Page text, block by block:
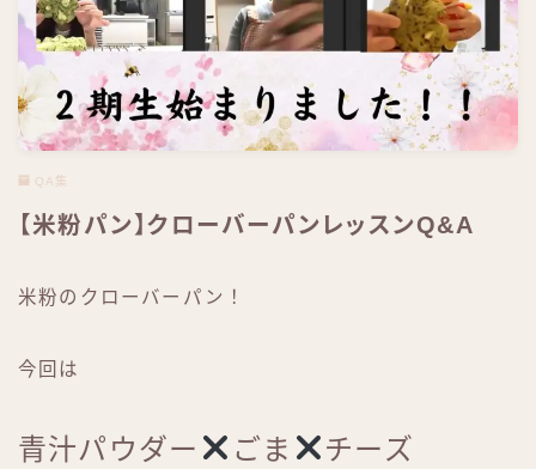
QA集
【米粉パン】クローバーパンレッスンQ&A
米粉のクローバーパン！
今回は
青汁パウダー ごま チーズ